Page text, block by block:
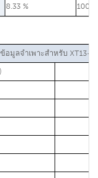
8.33 % 100 %
ข้อมูลจำเพาะสำหรับ XT13-